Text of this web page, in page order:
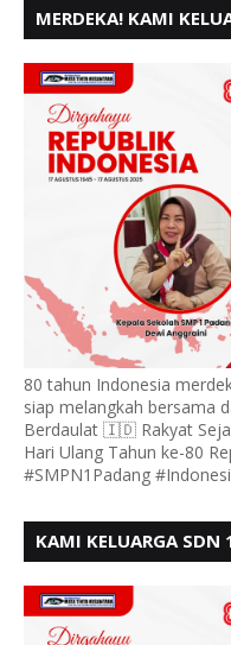
MERDEKA! KAMI
80 tahun Indonesia
siap melangkah bersama
Berdaulat 🇮🇩 Rakyat
Hari Ulang Tahun ke-80
#SMPN1Padang
KAMI KELUARGA SDN